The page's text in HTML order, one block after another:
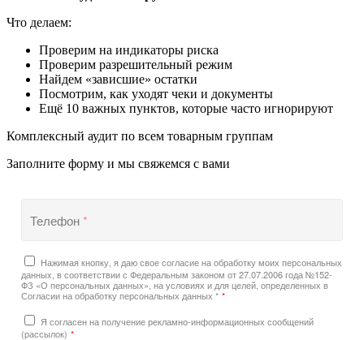
Что делаем:
Проверим на индикаторы риска
Проверим разрешительный режим
Найдем «зависшие» остатки
Посмотрим, как уходят чеки и документы
Ещё 10 важных пунктов, которые часто игнорируют
Комплексный аудит по всем товарным группам
Заполните форму и мы свяжемся с вами
Телефон*
Нажимая кнопку, я даю свое согласие на обработку моих персональных
данных, в соответствии с Федеральным законом от 27.07.2006 года №152-
ФЗ «О персональных данных», на условиях и для целей, определенных в
Согласии на обработку персональных данных * *
Я согласен на получение рекламно-информационных сообщений
(рассылок) *